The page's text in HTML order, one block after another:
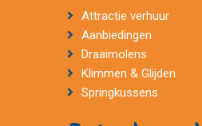
Attractie verhuur
Aanbiedingen
Draaimolens
Klimmen & Glijden
Springkussens